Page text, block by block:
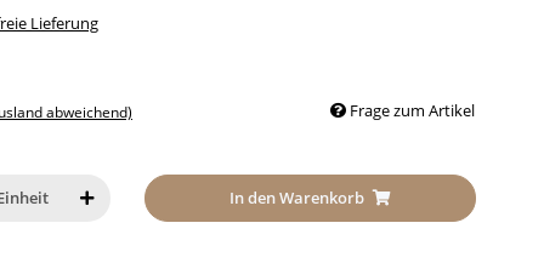
Lieferung
abweichend) Frage zum Artikel
In den Warenkorb